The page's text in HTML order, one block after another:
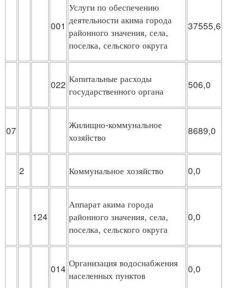
001
Услуги по обеспечению
деятельности акима города
районного значения, села,
поселка, сельского округа
37555,6
022 Капитальные расходы
государственного органа
506,0
07
Жилищно-коммунальное
хозяйство
8689,0
2 Коммунальное хозяйство 0,0
124
Аппарат акима города
районного значения, села,
поселка, сельского округа
0,0
014 Организация водоснабжения
населенных пунктов
0,0